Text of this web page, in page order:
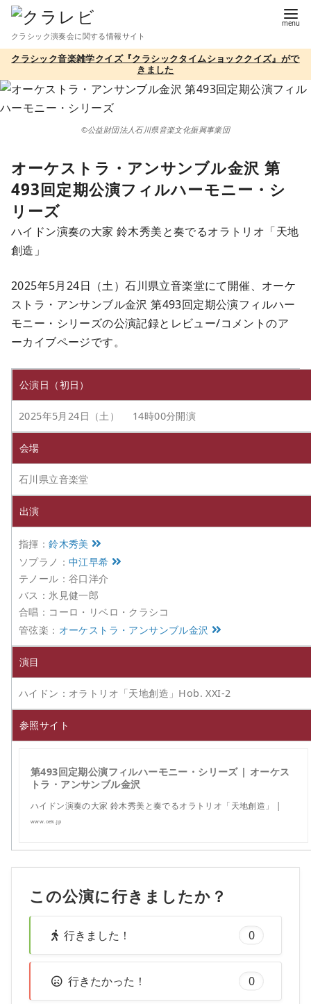
テ
ツ
へ
クラシック演奏会に関する情報サイト
クラシック音楽雑学クイズ『クラシックタイムショッククイズ』がで
きました
©公益財団法人石川県音楽文化振興事業団
オーケストラ・アンサンブル金沢 第
493回定期公演フィルハーモニー・シ
リーズ
ハイドン演奏の大家 鈴木秀美と奏でるオラトリオ「天地
創造」
2025年5月24日（土）石川県立音楽堂にて開催、オーケ
ストラ・アンサンブル金沢 第493回定期公演フィルハー
モニー・シリーズの公演記録とレビュー/コメントのア
ーカイブページです。
公演日（初日）
2025年5月24日（土） 14時00分開演
会場
石川県立音楽堂
出演
指揮：鈴木秀美
ソプラノ： 中江早希
テノール：谷口洋介
バス：氷見健一郎
合唱：コーロ・リベロ・クラシコ
管弦楽： オーケストラ・アンサンブル金沢
演目
ハイドン：オラトリオ「天地創造」Hob. XXI-2
参照サイト
第493回定期公演フィルハーモニー・シリーズ | オーケス
トラ・アンサンブル金沢
ハイドン演奏の大家 鈴木秀美と奏でるオラトリオ「天地創造」 |
www.oek.jp
この公演に行きましたか？
行きました！ 0
行きたかった！ 0